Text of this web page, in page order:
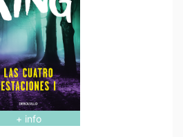
+ info